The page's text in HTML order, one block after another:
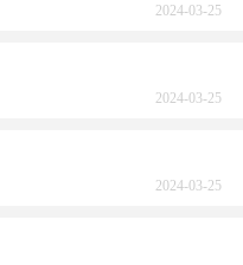
2024-03-25
2024-03-25
2024-03-25